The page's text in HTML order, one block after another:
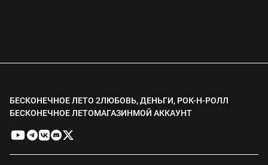
БЕСКОНЕЧНОЕ ЛЕТО 2ЛЮБОВЬ, ДЕНЬГИ, РОК-Н-РОЛЛ
БЕСКОНЕЧНОЕ ЛЕТОМАГАЗИНМОЙ АККАУНТ